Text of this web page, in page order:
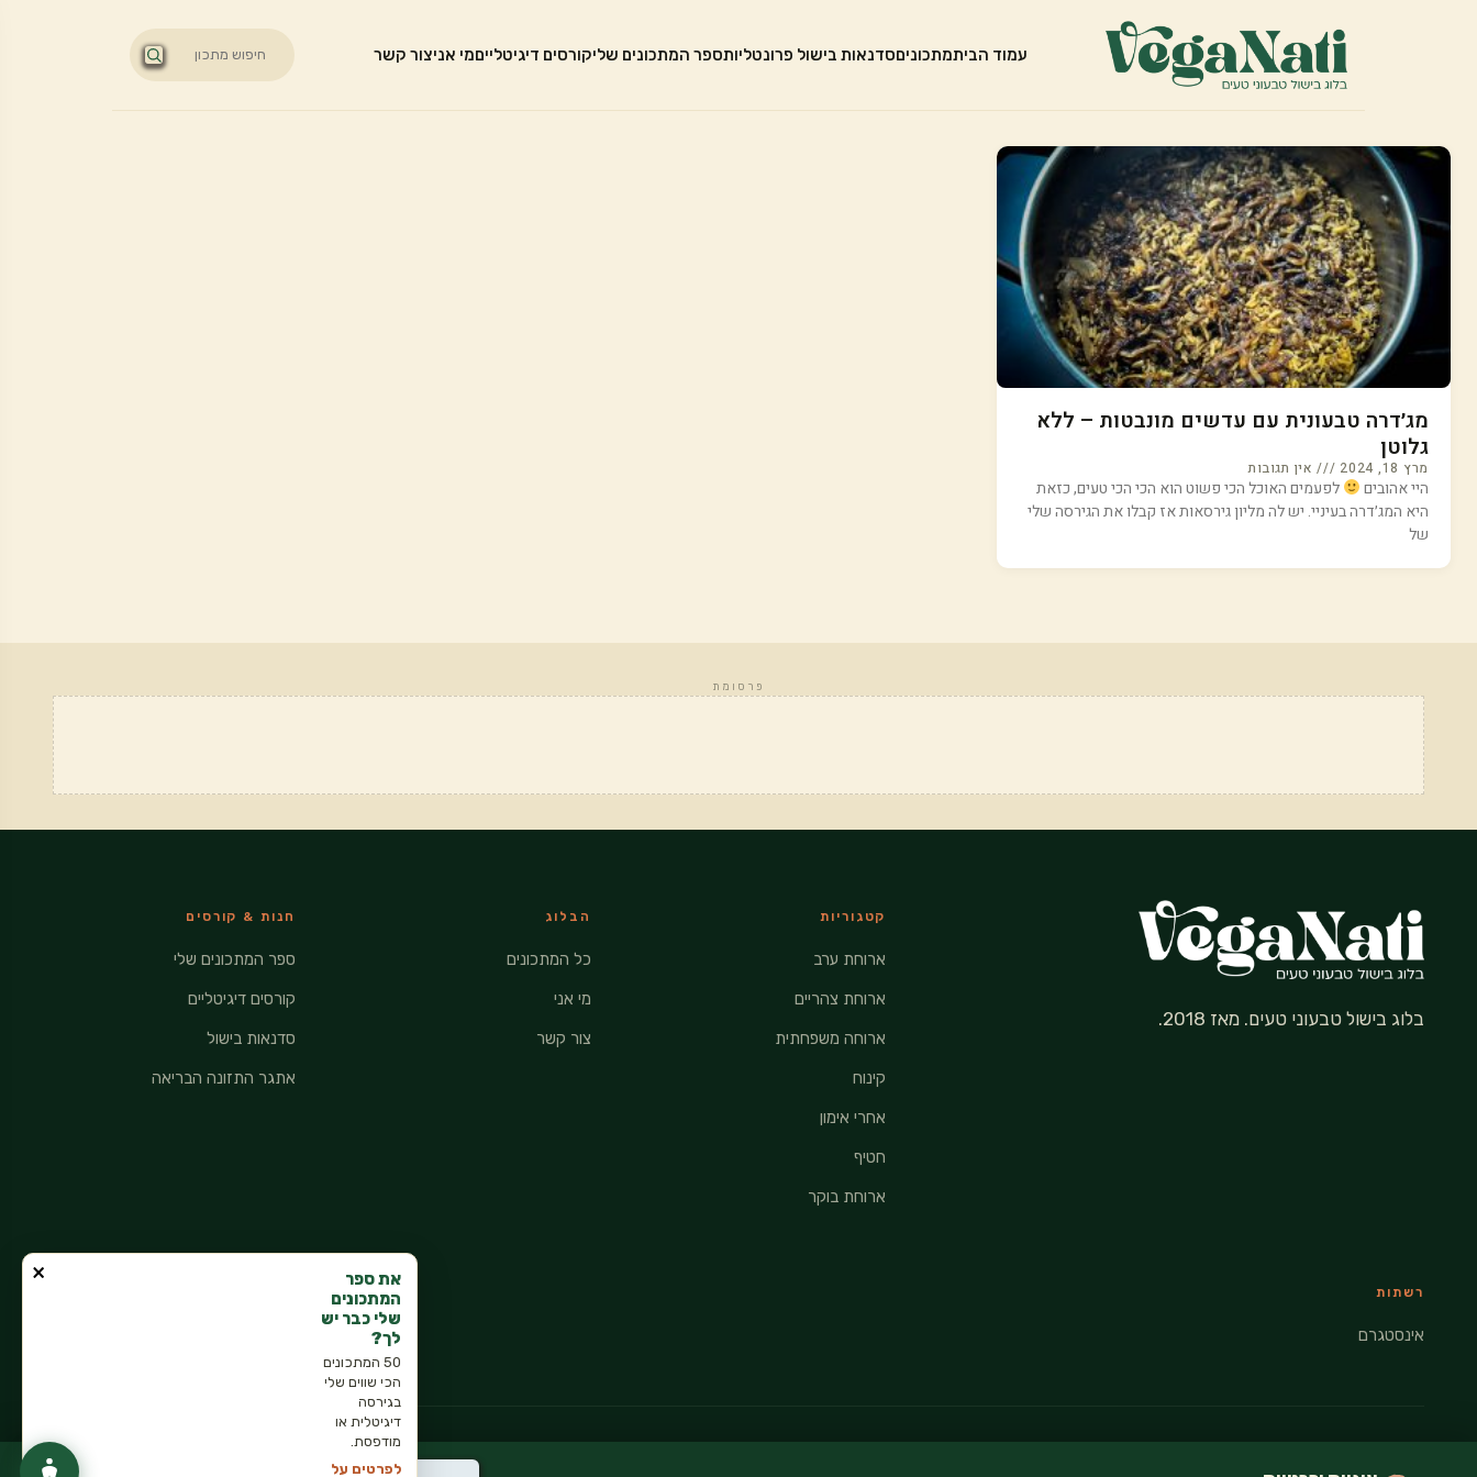
עמוד הביתמתכוניםסדנאות בישול פרונטליותספר המתכונים שליקורסים דיגיטלייםמי אניצור קשר
מג׳דרה טבעונית עם עדשים מונבטות – ללא
גלוטן
מרץ 18, 2024 אין תגובות
היי אהובים
לפעמים האוכל הכי פשוט הוא הכי הכי טעים, כזאת
היא המג׳דרה בעיניי. יש לה מליון גירסאות אז קבלו את הגירסה שלי
של
פרסומת
בלוג בישול טבעוני טעים. מאז 2018.
קטגוריות
ארוחת ערב
ארוחת צהריים
ארוחה משפחתית
קינוח
אחרי אימון
חטיף
ארוחת בוקר
הבלוג
כל המתכונים
מי אני
צור קשר
חנות & קורסים
ספר המתכונים שלי
קורסים דיגיטליים
סדנאות בישול
אתגר התזונה הבריאה
רשתות
אינסטגרם
מדיניות פרטיות
×
את ספר
המתכונים
שלי כבר יש
לך?
50 המתכונים
הכי שווים שלי
בגירסה
דיגיטלית או
מודפסת.
לפרטים על